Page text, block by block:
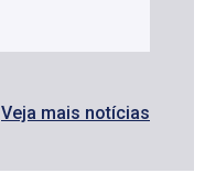
Veja mais notícias